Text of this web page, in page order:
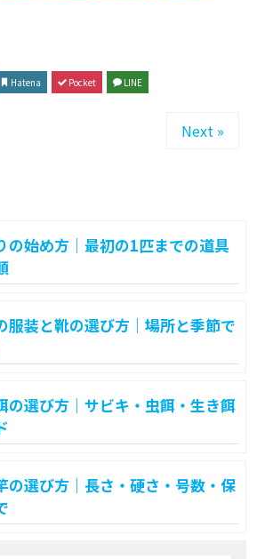
Hatena Pocket LINE
Next »
の始め方｜最初の1匹までの道具
服装と靴の選び方｜場所と季節で
の選び方｜サビキ・虫餌・生き餌
の選び方｜長さ・硬さ・号数・保